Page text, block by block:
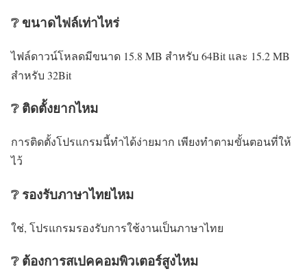
❔ ขนาดไฟล์เท่าไหร่
ไฟล์ดาวน์โหลดมีขนาด 15.8 MB สำหรับ 64Bit และ 15.2 MB
สำหรับ 32Bit
❔ ติดตั้งยากไหม
การติดตั้งโปรแกรมนี้ทำได้ง่ายมาก เพียงทำตามขั้นตอนที่ให้
ไว้
❔ รองรับภาษาไทยไหม
ใช่, โปรแกรมรองรับการใช้งานเป็นภาษาไทย
❔ ต้องการสเปคคอมพิวเตอร์สูงไหม